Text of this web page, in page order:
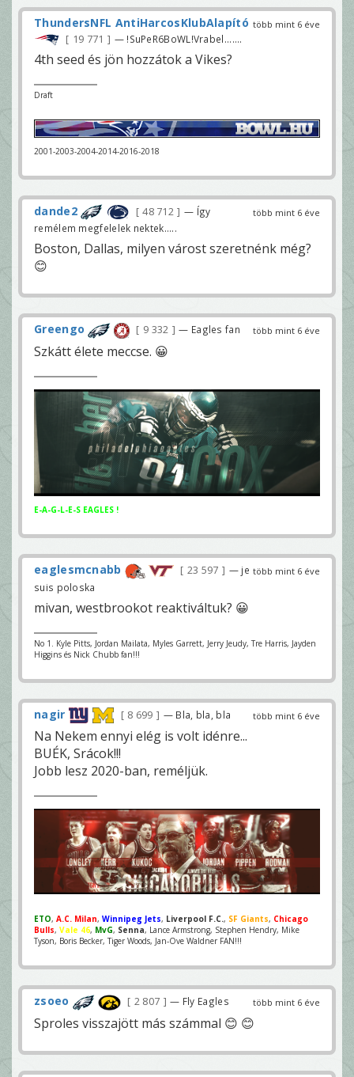
több mint 6 éve
ThundersNFL AntiHarcosKlubAlapító
19 771 — !SuPeR6BoWL!Vrabel.......
4th seed és jön hozzátok a Vikes?
Draft
2001-2003-2004-2014-2016-2018
több mint 6 éve
dande2 48 712
— Így
remélem megfelelek nektek.....
Boston, Dallas, milyen várost szeretnénk még?
😊
több mint 6 éve
Greengo 9 332 — Eagles fan
Szkátt élete meccse. 😀
E-A-G-L-E-S EAGLES !
több mint 6 éve
eaglesmcnabb 23 597
— je
suis poloska
mivan, westbrookot reaktiváltuk? 😀
No 1. Kyle Pitts, Jordan Mailata, Myles Garrett, Jerry Jeudy, Tre Harris, Jayden
Higgins és Nick Chubb fan!!!
több mint 6 éve
nagir 8 699 — Bla, bla, bla
Na Nekem ennyi elég is volt idénre...
BUÉK, Srácok!!!
Jobb lesz 2020-ban, reméljük.
ETO, A.C. Milan, Winnipeg Jets, Liverpool F.C., SF Giants, Chicago
Bulls, Vale 46, MvG, Senna, Lance Armstrong, Stephen Hendry, Mike
Tyson, Boris Becker, Tiger Woods, Jan-Ove Waldner FAN!!!
több mint 6 éve
zsoeo 2 807 — Fly Eagles
Sproles visszajött más számmal 😊 😊